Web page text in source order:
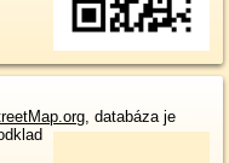
, databáza je